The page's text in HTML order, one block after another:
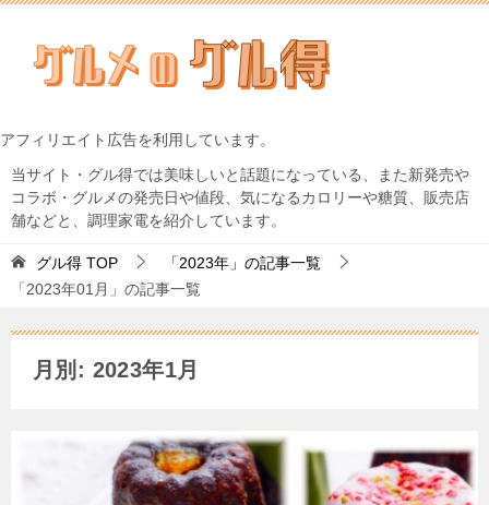
アフィリエイト広告を利用しています。
当サイト・グル得では美味しいと話題になっている、また新発売や
コラボ・グルメの発売日や値段、気になるカロリーや糖質、販売店
舗などと、調理家電を紹介しています。
グル得 TOP
「2023年」の記事一覧
「2023年01月」の記事一覧
月別: 2023年1月